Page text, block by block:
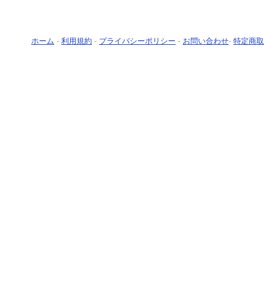
ホーム - 利用規約 - プライバシーポリシー - お問い合わせ- 特定商